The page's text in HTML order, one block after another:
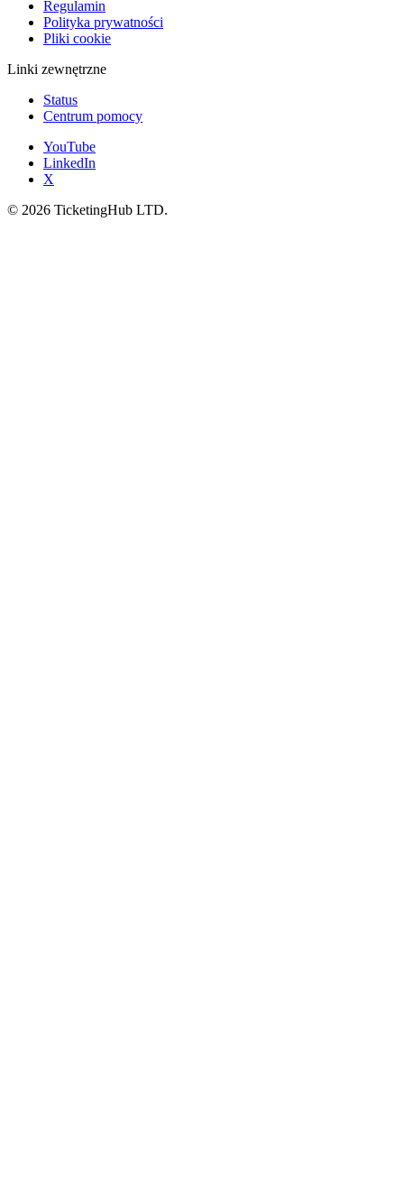
Regulamin
Polityka prywatności
Pliki cookie
Linki zewnętrzne
Status
Centrum pomocy
YouTube
LinkedIn
X
© 2026 TicketingHub LTD.